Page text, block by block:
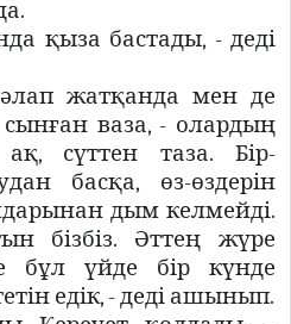
қыза бастады, - деді
жатқанда мен де
ваза, - олардың
сүттен таза. Бір-
басқа, өз-өздерін
дым келмейді.
бізбіз. Әттең жүре
бұл үйде бір күнде
едік, - деді ашынып.